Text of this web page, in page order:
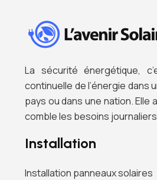
La sécurité énergétique,
continuelle de l’énergie dans
pays ou dans une nation.
comble les besoins
Installation
Installation panneaux solaires